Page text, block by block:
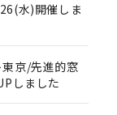
水)開催しま
東京/先進的窓
しました